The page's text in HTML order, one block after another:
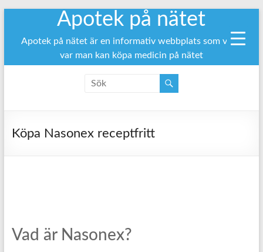
innehåll
Apotek på nätet
Apotek på nätet är en informativ webbplats som visar
var man kan köpa medicin på nätet
Köpa Nasonex receptfritt
Vad är Nasonex?